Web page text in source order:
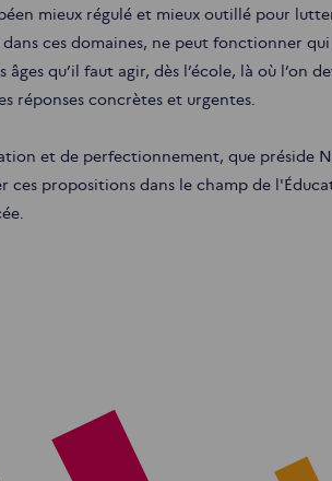
mieux régulé et mieux outillé pour
ces domaines, ne peut fonctionner
âges qu’il faut agir, dès l’école, là où l’on
réponses concrètes et urgentes.
et de perfectionnement, que préside
ces propositions dans le champ de